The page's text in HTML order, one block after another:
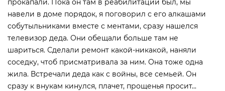
прокапали. Пока он там в реабилитации был, мы
навели в доме порядок, я поговорил с его алкашами
собутыльниками вместе с ментами, сразу нашелся
телевизор деда. Они обещали больше там не
шариться. Сделали ремонт какой-никакой, наняли
соседку, чтоб присматривала за ним. Она тоже одна
жила. Встречали деда как с войны, все семьей. Он
сразу к внукам кинулся, плачет, прощенья просит...